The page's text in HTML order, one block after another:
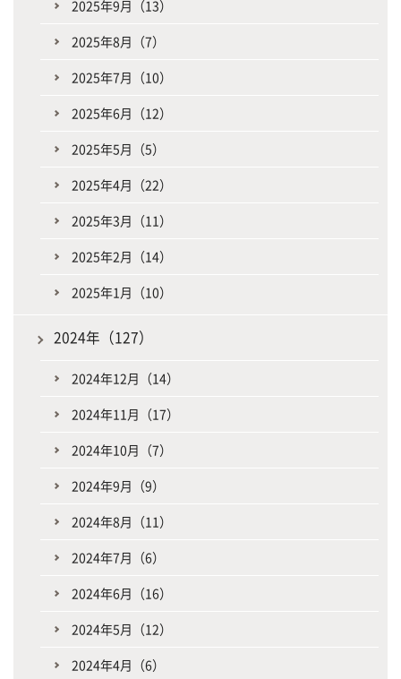
2025年9月（13）
2025年8月（7）
2025年7月（10）
2025年6月（12）
2025年5月（5）
2025年4月（22）
2025年3月（11）
2025年2月（14）
2025年1月（10）
2024年（127）
2024年12月（14）
2024年11月（17）
2024年10月（7）
2024年9月（9）
2024年8月（11）
2024年7月（6）
2024年6月（16）
2024年5月（12）
2024年4月（6）